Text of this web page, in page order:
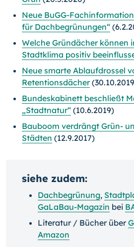
Neue BuGG-
für Dachbegrünungen“
Welche Gründächer können
Stadtklima positiv
Neue smarte Ablaufdrossel
Retentionsdächer
Bundeskabinett beschließt
„Stadtnatur“ (10.6.2019)
Bauboom verdrängt Grün-
Städten (12.9.2017)
siehe zudem:
Dachbegrünung,
GaLaBau-Magazin bei
Literatur / Bücher über
Amazon